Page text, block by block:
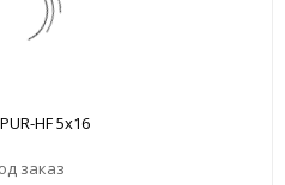
HF 5x16
заказ